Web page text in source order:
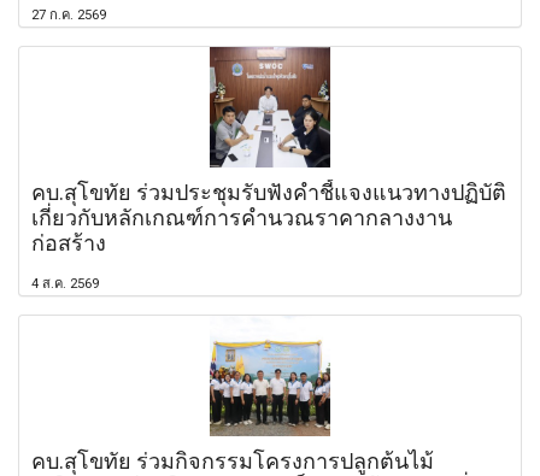
27 ก.ค. 2569
คบ.สุโขทัย ร่วมประชุมรับฟังคำชี้แจงแนวทางปฏิบัติ
เกี่ยวกับหลักเกณฑ์การคำนวณราคากลางงาน
ก่อสร้าง
4 ส.ค. 2569
คบ.สุโขทัย ร่วมกิจกรรมโครงการปลูกต้นไม้